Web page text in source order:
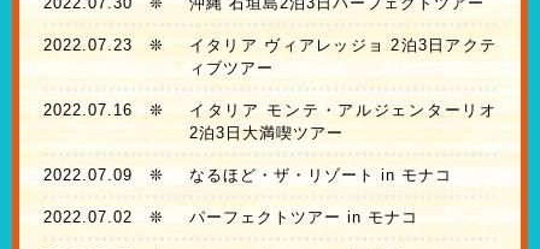
2022.07.23❊
イタリア ヴィアレッジョ 2泊3日アクテ
ィブツアー
2022.07.16❊
イタリア モンテ・アルジェンターリオ
2泊3日大満喫ツアー
2022.07.09 ❊ なるほど・ザ・リゾート in モナコ
2022.07.02 ❊ パーフェクトツアー in モナコ